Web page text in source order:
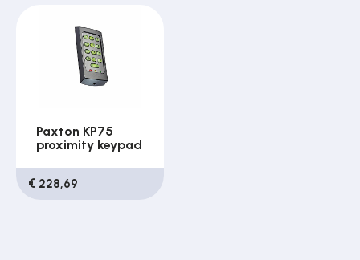
Paxton KP75
proximity keypad
€ 228,69